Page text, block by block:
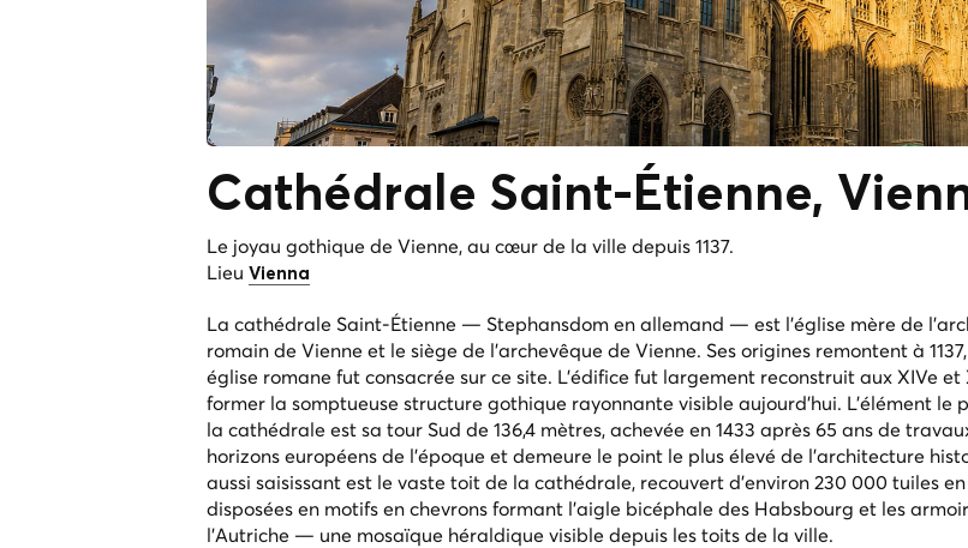
Cathédrale Saint-Étienne,
Le joyau gothique de Vienne, au cœur de la ville depuis 1137.
Lieu Vienna
La cathédrale Saint-Étienne — Stephansdom en allemand — est l'église mère de
romain de Vienne et le siège de l'archevêque de Vienne. Ses origines remontent à
église romane fut consacrée sur ce site. L'édifice fut largement reconstruit aux XIVe et
former la somptueuse structure gothique rayonnante visible aujourd'hui. L'élément le
la cathédrale est sa tour Sud de 136,4 mètres, achevée en 1433 après 65 ans de
horizons européens de l'époque et demeure le point le plus élevé de l'architecture
aussi saisissant est le vaste toit de la cathédrale, recouvert d'environ 230 000 tuiles
disposées en motifs en chevrons formant l'aigle bicéphale des Habsbourg et les
l'Autriche — une mosaïque héraldique visible depuis les toits de la ville.